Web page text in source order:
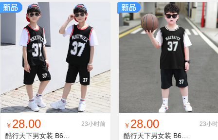
找同款 加入铺货单 收藏
￥ 28.00 23小时前
酷行天下男女装 B619-601
找同款 加入铺货单 收藏
￥ 28.00 23小
酷行天下男女装 B619-601PT